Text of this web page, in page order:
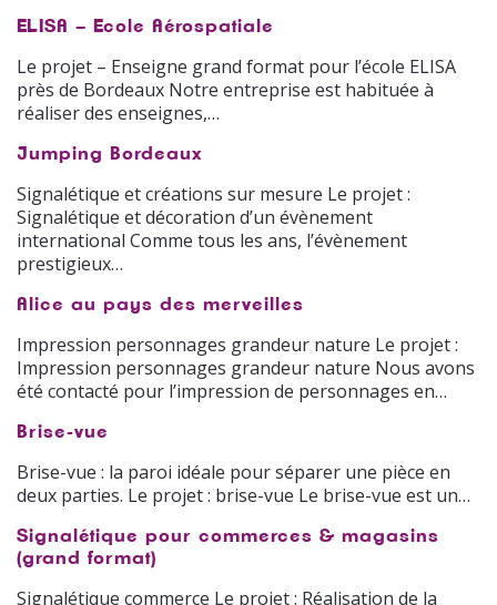
ELISA – Ecole Aérospatiale
Le projet – Enseigne grand format pour l’école ELISA
près de Bordeaux Notre entreprise est habituée à
réaliser des enseignes,…
Jumping Bordeaux
Signalétique et créations sur mesure Le projet :
Signalétique et décoration d’un évènement
international Comme tous les ans, l’évènement
prestigieux…
Alice au pays des merveilles
Impression personnages grandeur nature Le projet :
Impression personnages grandeur nature Nous avons
été contacté pour l’impression de personnages en…
Brise-vue
Brise-vue : la paroi idéale pour séparer une pièce en
deux parties. Le projet : brise-vue Le brise-vue est un…
Signalétique pour commerces & magasins
(grand format)
Signalétique commerce Le projet : Réalisation de la